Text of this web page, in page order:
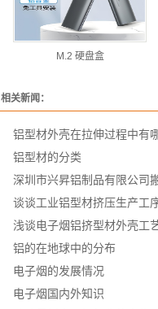
M.2 硬盘盒
相关新闻：
铝型材外壳在拉伸过程中有
铝型材的分类
深圳市兴昇铝制品有限公司
谈谈工业铝型材挤压生产工
浅谈电子烟铝挤型材外壳工
铝的在地球中的分布
电子烟的发展情况
电子烟国内外知识